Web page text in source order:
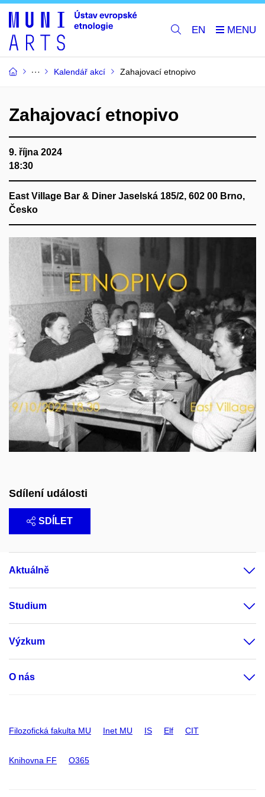
EN
Kalendář akcí Zahajovací etnopivo
Zahajovací etnopivo
9. října 2024
18:30
East Village Bar & Diner Jaselská 185/2, 602 00 Brno,
Česko
Sdílení události
SDÍLET
Aktuálně
Studium
Výzkum
O nás
Filozofická fakulta MU Inet MU IS Elf CIT
Knihovna FF O365